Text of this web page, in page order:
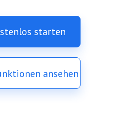
starten
ansehen